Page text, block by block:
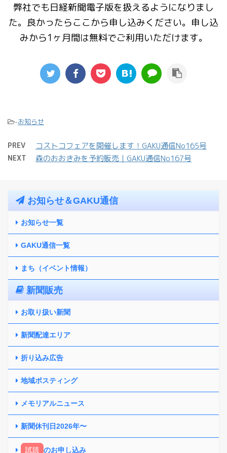
弊社でも日経新聞電子版を扱えるようになりまし
た。良かったらここから申し込みください。申し込
みから1ヶ月間は無料でご利用いただけます。
-お知らせ
PREV コストコフェアを開催します！GAKU通信No165号
NEXT 森のおおきみを予約販売｜GAKU通信No167号
お知らせ＆GAKU通信
お知らせ一覧
GAKU通信一覧
まち（イベント情報）
新聞販売
お取り扱い新聞
新聞配達エリア
折り込み広告
地域ポスティング
メモリアルニュース
新聞休刊日2026年〜
試読 のお申し込み